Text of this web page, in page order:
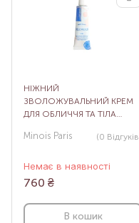
НІЖНИЙ
ЗВОЛОЖУВАЛЬНИЙ КРЕМ
ДЛЯ ОБЛИЧЧЯ ТА ТІЛА
FACE AND BODY GENTLE,
Minois Paris (0 Відгуків
Немає в наявності
760 ₴
В кошик